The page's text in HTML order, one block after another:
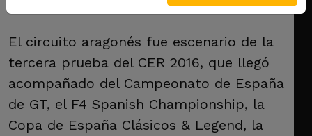
El circuito aragonés fue escenario de la
tercera prueba del CER 2016, que llegó
acompañado del Campeonato de España
de GT, el F4 Spanish Championship, la
Copa de España Clásicos & Legend, la